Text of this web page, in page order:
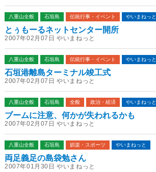
八重山全般 石垣島 伝統行事・イベント やいまねっと
とぅもーるネットセンター開所
2007年02月07日 やいまねっと
八重山全般 石垣島 伝統行事・イベント やいまねっと
石垣港離島ターミナル竣工式
2007年02月07日 やいまねっと
八重山全般 石垣島 全般 政治・経済 やいまねっと
ブームに注意、何かが失われるかも
2007年02月07日 やいまねっと
八重山全般 石垣島 娯楽・スポーツ やいまねっと
両足義足の島袋勉さん
2007年01月30日 やいまねっと